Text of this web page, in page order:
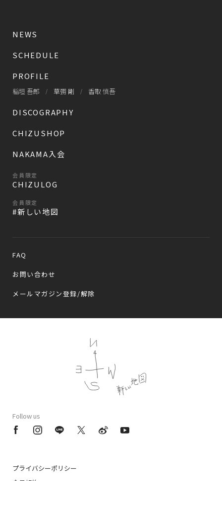
NEWS
SCHEDULE
PROFILE
稲垣 吾郎 草彅 剛 香取 慎吾
DISCOGRAPHY
CHIZUSHOP
NAKAMA入会
会員限定
CHIZULOG
会員限定
#新しい地図
FAQ
お問い合わせ
メールマガジン登録/解除
Follow us
プライバシーポリシー
会員規約